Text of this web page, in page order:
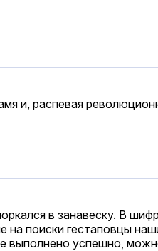
и, распевая
в занавеску. В
поиски гестаповцы
выполнено успешно,